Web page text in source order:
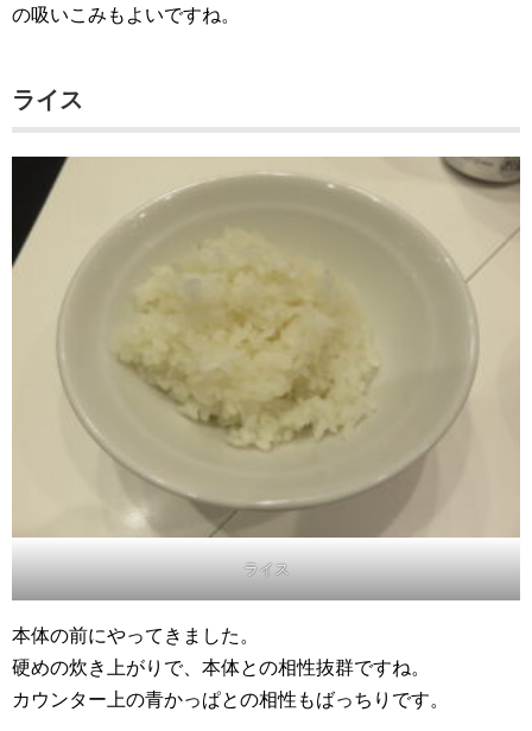
の吸いこみもよいですね。
ライス
ライス
本体の前にやってきました。
硬めの炊き上がりで、本体との相性抜群ですね。
カウンター上の青かっぱとの相性もばっちりです。